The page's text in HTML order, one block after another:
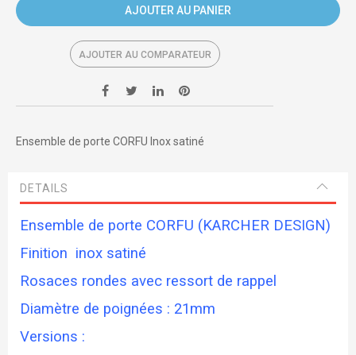
AJOUTER AU PANIER
AJOUTER AU COMPARATEUR
Ensemble de porte CORFU Inox satiné
DETAILS
Ensemble de porte CORFU (KARCHER DESIGN)
Finition inox satiné
Rosaces rondes avec ressort de rappel
Diamètre de poignées : 21mm
Versions :